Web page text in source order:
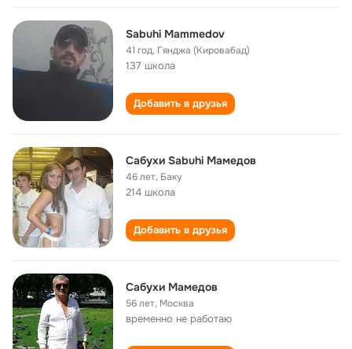
Sabuhi Mammedov
41 год, Гянджа (Кировабад)
137 школа
Добавить в друзья
Сабухи Sabuhi Мамедов
46 лет, Баку
214 школа
Добавить в друзья
Сабухи Мамедов
56 лет, Москва
временно не работаю